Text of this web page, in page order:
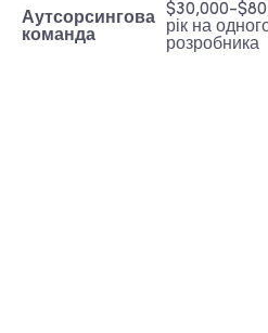
Аутсорсингова
команда
$30,000-
рік на
розробника